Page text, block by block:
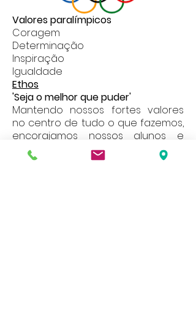
Valoresparalímpicos
Coragem
Determinação
Inspiração
Igualdade
Ethos
'Seja o melhor que puder'
Mantendo nossos fortes valores
no centro de tudo o que fazemos,
encorajamos nossos alunos e
funcionários a sempre darem o
melhor em tudo o que fazem,